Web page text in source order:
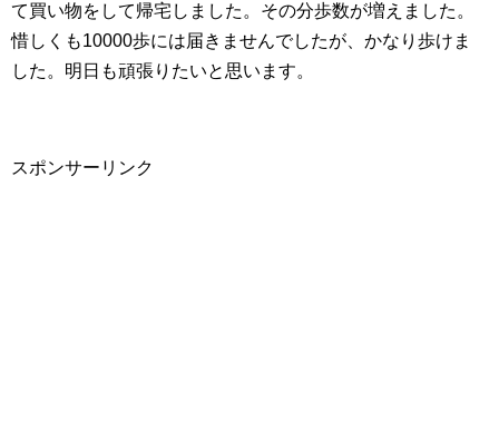
て買い物をして帰宅しました。その分歩数が増えました。
惜しくも10000歩には届きませんでしたが、かなり歩けま
した。明日も頑張りたいと思います。
スポンサーリンク